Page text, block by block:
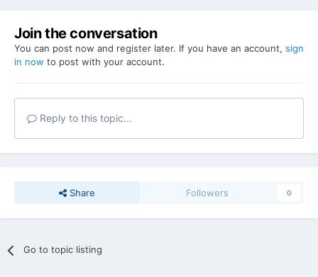
Join the conversation
You can post now and register later. If you have an account, sign
in now to post with your account.
Reply to this topic...
Share Followers 0
Go to topic listing